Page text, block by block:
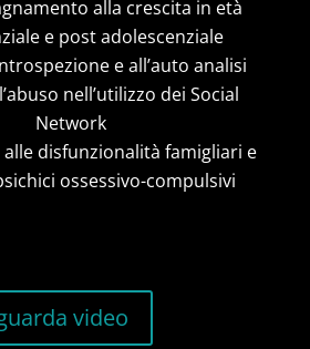
alla crescita in età
e post adolescenziale
e all’auto analisi
nell’utilizzo dei Social
Network
disfunzionalità famigliari e
ossessivo-compulsivi
video